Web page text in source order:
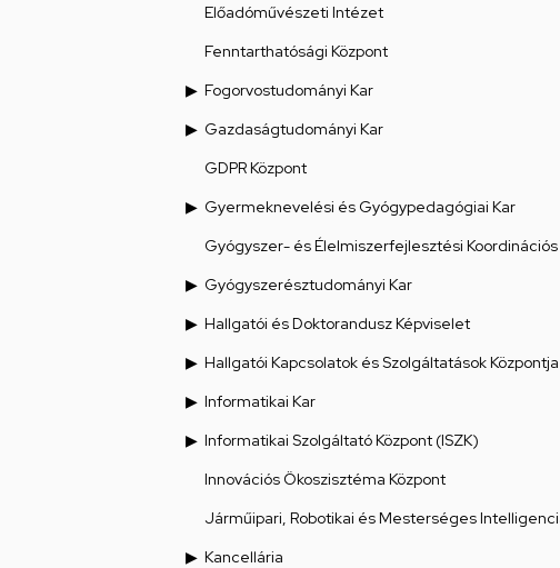
Előadóművészeti Intézet
Fenntarthatósági Központ
Fogorvostudományi Kar
Gazdaságtudományi Kar
GDPR Központ
Gyermeknevelési és Gyógypedagógiai Kar
Gyógyszer- és Élelmiszerfejlesztési Koordinációs
Gyógyszerésztudományi Kar
Hallgatói és Doktorandusz Képviselet
Hallgatói Kapcsolatok és Szolgáltatások Központja
Informatikai Kar
Informatikai Szolgáltató Központ (ISZK)
Innovációs Ökoszisztéma Központ
Járműipari, Robotikai és Mesterséges
Kancellária